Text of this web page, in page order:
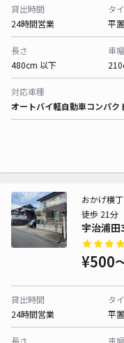
貸出時間
24時間営業
タ
平
長さ
480cm 以下
車幅
対応車種
オートバイ軽自動車コンパク
宇治浦
おかげ横
徒歩 21分
¥500
貸出時間
24時間営業
タ
平
長さ
車幅